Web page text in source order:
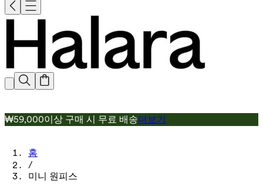
₩59,000이상 구매 시 무료 배송더보기
홈
/
미니 원피스